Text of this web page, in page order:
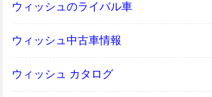
ウィッシュのライバル車
ウィッシュ中古車情報
ウィッシュ カタログ